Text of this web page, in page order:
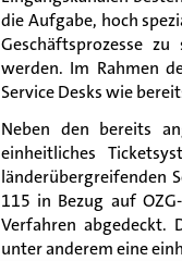
die Aufgabe, hoch
Geschäftsprozesse
werden. Im Rahmen
Service Desks wie
Neben den bereits
einheitliches
länderübergreifenden
115 in Bezug auf
Verfahren abgedeckt.
unter anderem eine